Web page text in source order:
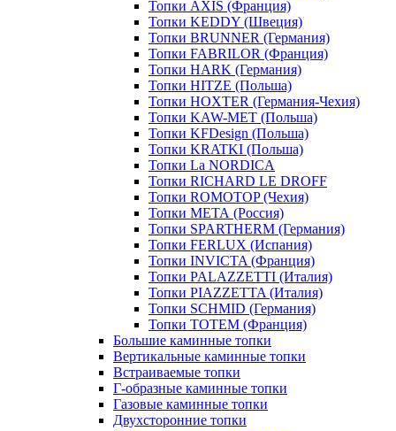
Топки AXIS (Франция)
Топки KEDDY (Швеция)
Топки BRUNNER (Германия)
Топки FABRILOR (Франция)
Топки HARK (Германия)
Топки HITZE (Польша)
Топки HOXTER (Германия-Чехия)
Топки KAW-MET (Польша)
Топки KFDesign (Польша)
Топки KRATKI (Польша)
Топки La NORDICA
Топки RICHARD LE DROFF
Топки ROMOTOP (Чехия)
Топки МЕТА (Россия)
Топки SPARTHERM (Германия)
Топки FERLUX (Испания)
Топки INVICTA (Франция)
Топки PALAZZETTI (Италия)
Топки PIAZZETTA (Италия)
Топки SCHMID (Германия)
Топки TOTEM (Франция)
Большие каминные топки
Вертикальные каминные топки
Встраиваемые топки
Г-образные каминные топки
Газовые каминные топки
Двухсторонние топки